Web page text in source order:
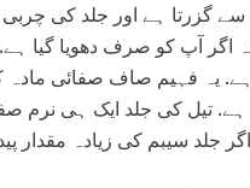
گزرتا ہے اور جلد کی چربی
آپ کو صرف دھویا گیا ہے.
ہے. یہ فہیم صاف صفائی
ہے. تیل کی جلد ایک ہی